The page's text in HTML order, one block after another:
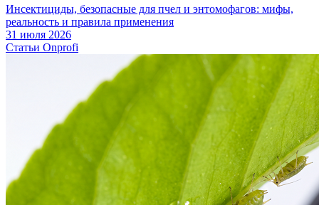
Инсектициды, безопасные для пчел и энтомофагов: мифы,
реальность и правила применения
31 июля 2026
Статьи Onprofi